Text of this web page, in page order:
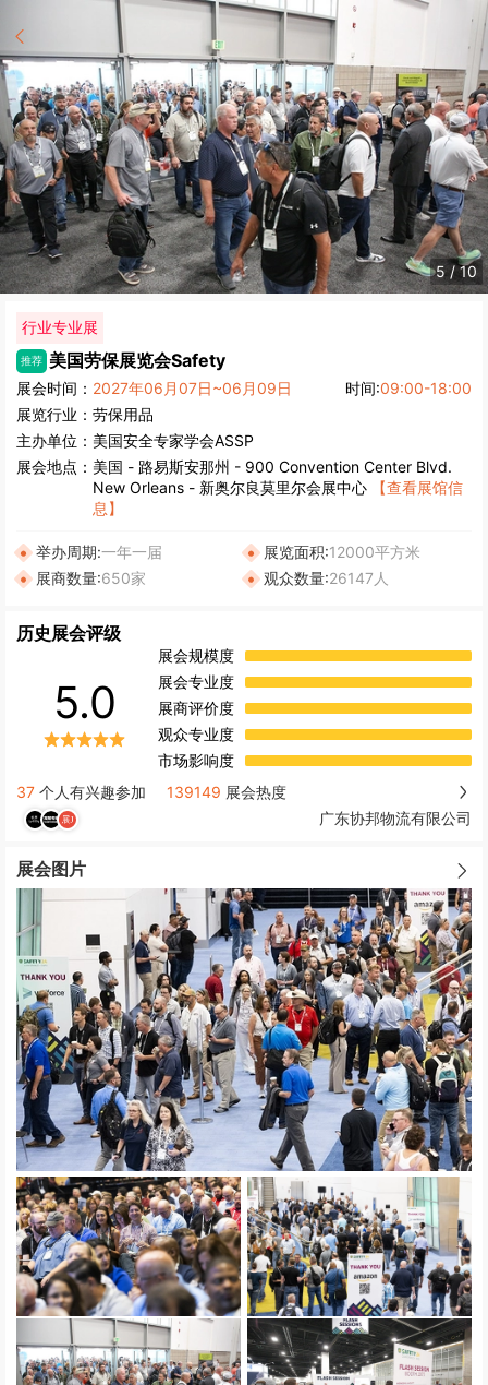
5/10
行业专业展
推荐 美国劳保展览会Safety
展会时间： 2027年06月07日~06月09日 时间:09:00-18:00
展览行业： 劳保用品
主办单位： 美国安全专家学会ASSP
展会地点： 美国 - 路易斯安那州 - 900 Convention Center Blvd.
New Orleans - 新奥尔良莫里尔会展中心
【查看展馆信
息】
举办周期:一年一届 展览面积:12000平方米
展商数量:650家 观众数量:26147人
历史展会评级
5.0
展会规模度
展会专业度
展商评价度
观众专业度
市场影响度
37 个人有兴趣参加 139149 展会热度
广东协邦物流有限公司
展会图片